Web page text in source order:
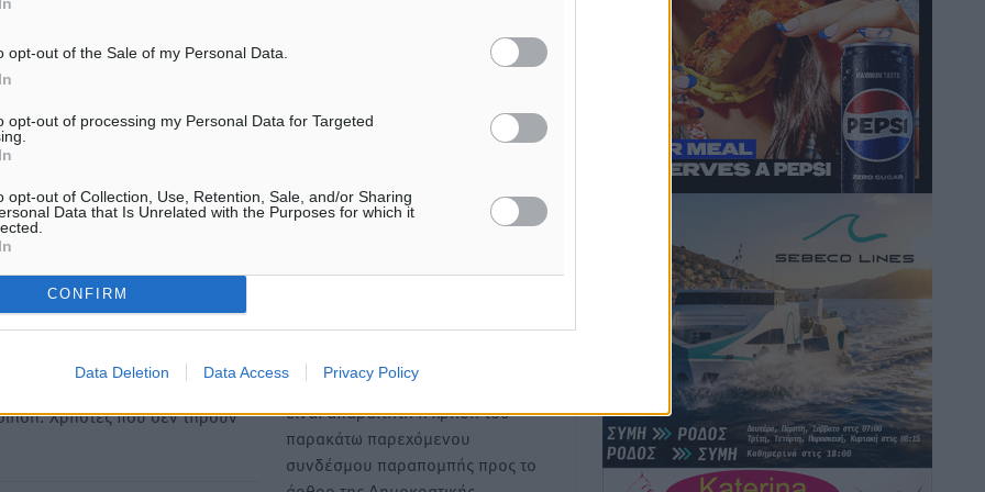
opt-out of the Sale of my Personal Data.
opt-out of processing my Personal Data for Targeted
opt-out of Collection, Use, Retention, Sale, and/or Sharing
Data that Is Unrelated with the Purposes for which it
CONFIRM
Data Deletion Data Access Privacy Policy
ετοιμότητα ο μηχανισμός
· 11:12
προϋπολογισμούς
Η Δημοκρατική δεν υιοθετεί
όποια σχόλια θεωρούμε
Χρήστες που δεν τηρούν
Για την μερική αναπαραγωγή της
είδησης από άλλες ιστοσελίδες
είναι απαραίτητη η χρήση του
παρακάτω παρεχόμενου
συνδέσμου παραπομπής προς το
Καιρός: Επιμένουν οι υψηλές
θερμοκρασίες – Ισχυρά μελτέμια έως 9
μποφόρ, σε «Red Code» 6 περιοχές
Τοπικές Ειδήσεις • πριν 4 ώρες
Τα φοιτητικά ενοίκια «τινάζουν στον
• πριν 4 ώρες
Δύο νέοι ξενώνες παραδόθηκαν στις
Ένοπλες Δυνάμεις στη νήσο Ρω
Τοπικές Ειδήσεις πριν 4 ώρες
Συνεχίζεται η έξοδος του Αυγούστου –
Πάνω από 34.000 αναχωρούν σήμερα
μόνο από τον Πειραιά